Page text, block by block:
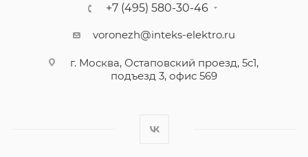
+7 (495) 580-30-46
voronezh@inteks-elektro.ru
г. Москва, Остаповский проезд, 5с1,
подъезд 3, офис 569